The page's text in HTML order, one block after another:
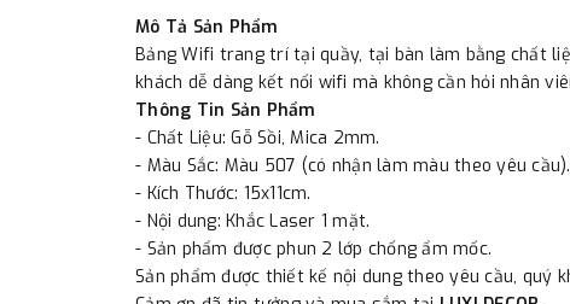
Mô Tả Sản Phẩm
Bảng Wifi trang trí tại quầy, tại bàn làm bằng chất
khách dễ dàng kết nối wifi mà không cần hỏi nhân
Thông Tin Sản Phẩm
- Chất Liệu: Gỗ Sồi, Mica 2mm.
- Màu Sắc: Màu 507 (có nhận làm màu theo yêu cầu).
- Kích Thước: 15x11cm.
- Nội dung: Khắc Laser 1 mặt.
- Sản phẩm được phun 2 lớp chống ẩm mốc.
Sản phẩm được thiết kế nội dung theo yêu cầu, quý